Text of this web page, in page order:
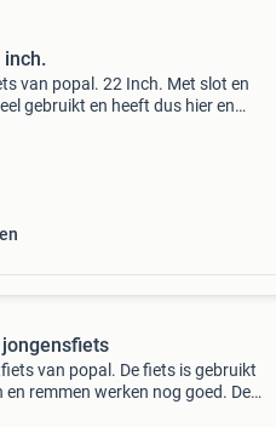
inch.
van popal. 22 Inch. Met slot en
gebruikt en heeft dus hier en
van popal. De fiets is gebruikt
en remmen werken nog goed. De